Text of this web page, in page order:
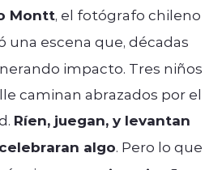
Montt, el fotógrafo chileno
una escena que, décadas
impacto. Tres niños
caminan abrazados por el
Ríen, juegan, y levantan
algo. Pero lo que